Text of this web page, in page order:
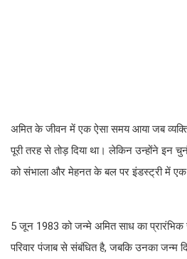
अमित के जीवन में एक ऐसा समय आया जब
पूरी तरह से तोड़ दिया था। लेकिन उन्होंने इन
को संभाला और मेहनत के बल पर इंडस्ट्री में एक
5 जून 1983 को जन्मे अमित साध का
परिवार पंजाब से संबंधित है, जबकि उनका जन्म